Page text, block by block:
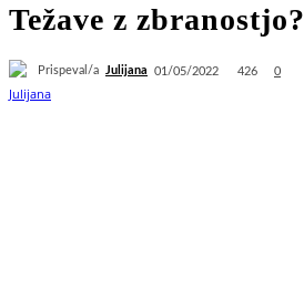
Težave z zbranostjo?
Prispeval/a Julijana 01/05/2022 426 0